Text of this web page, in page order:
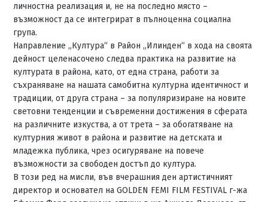
личностна реализация и, не на последно място –
възможност да се интегрират в пълноценна социална
група.
Направление „Култура“ в Район „Илинден“ в хода на своята
дейност целенасочено следва практика на развитие на
културата в района, като, от една страна, работи за
съхраняване на нашата самобитна културна идентичност и
традиции, от друга страна – за популяризиране на новите
световни тенденции и съвременни достижения в сферата
на различните изкуства, а от трета – за обогатяване на
културния живот в района и развитие на детската и
младежка публика, чрез осигуряване на повече
възможности за свободен достъп до култура.
В този ред на мисли, във вчерашния ден артистичният
директор и основател на GOLDEN FEMI FILM FESTIVAL г-жа